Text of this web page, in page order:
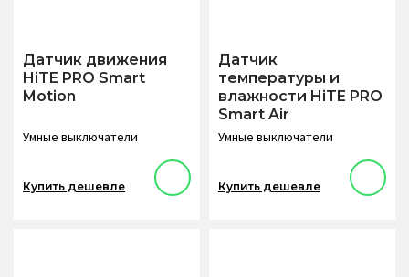
Датчик движения
HiTE PRO Smart
Motion
Умные выключатели
Купить дешевле
Датчик
температуры и
влажности HiTE PRO
Smart Air
Умные выключатели
Купить дешевле